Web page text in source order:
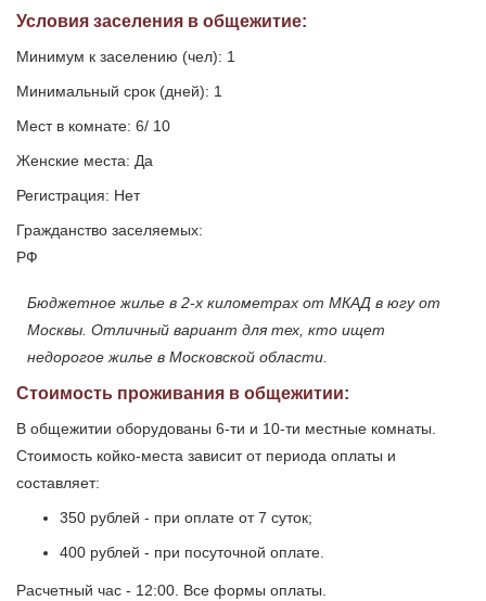
Условия заселения в общежитие:
Минимум к заселению (чел): 1
Минимальный срок (дней): 1
Мест в комнате: 6/ 10
Женские места: Да
Регистрация: Нет
Гражданство заселяемых:
РФ
Бюджетное жилье в 2-х километрах от МКАД в югу от
Москвы. Отличный вариант для тех, кто ищет
недорогое жилье в Московской области.
Стоимость проживания в общежитии:
В общежитии оборудованы 6-ти и 10-ти местные комнаты.
Стоимость койко-места зависит от периода оплаты и
составляет:
350 рублей - при оплате от 7 суток;
400 рублей - при посуточной оплате.
Расчетный час - 12:00. Все формы оплаты.